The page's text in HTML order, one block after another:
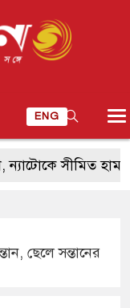
ENG
সীমিত হামলায়
ছেলে সন্তানের